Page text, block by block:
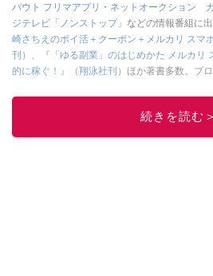
バウト フリマアプリ・ネットオークション
ジテレビ「ノンストップ」 などの情報番組に出
崎さちえのポイ活＋クーポン＋メルカリ スマ
刊）
『「ゆる副業」のはじめかた メルカ
的に稼ぐ！』（翔泳社刊） ほか著書多数。ブ
■経歴：2003年、夫が子育てをするために、突
給料が０円になり、家にいながら、しかも空
に目をつける。しかし、取引の仕方がわから
続きを読む＞